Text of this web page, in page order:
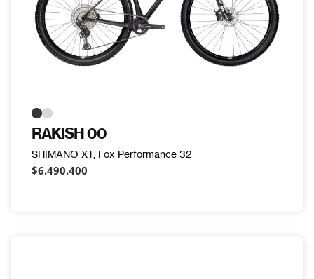
RAKISH 00
SHIMANO XT, Fox Performance 32
$6.490.400